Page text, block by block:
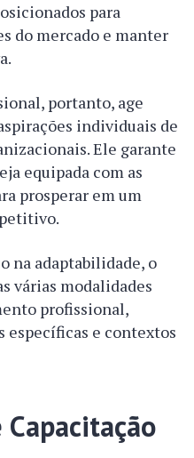
para
do mercado e manter
portanto, age
individuais de
Ele garante
equipada com as
prosperar em um
na adaptabilidade, o
várias modalidades
profissional,
específicas e contextos